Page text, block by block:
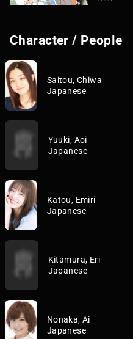
Character / People
Saitou, Chiwa
Japanese
Yuuki, Aoi
Japanese
Katou, Emiri
Japanese
Kitamura, Eri
Japanese
Nonaka, Ai
Japanese